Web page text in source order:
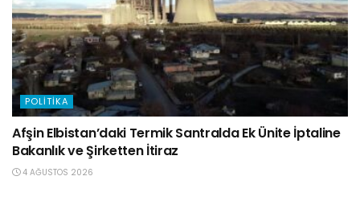
POLITIKA
Afşin Elbistan’daki Termik Santralda Ek Ünite İptaline
Bakanlık ve Şirketten İtiraz
4 AĞUSTOS 2026